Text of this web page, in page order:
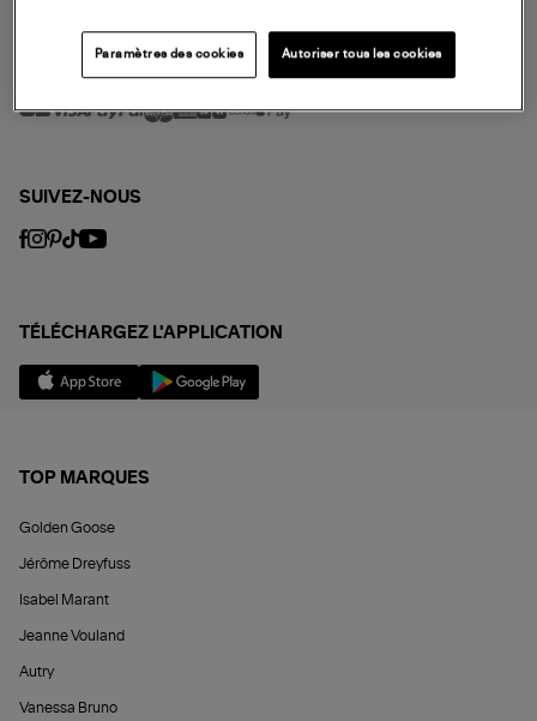
MODE DE PAIEMENT
SUIVEZ-NOUS
TÉLÉCHARGEZ L'APPLICATION
TOP MARQUES
Golden Goose
Jérôme Dreyfuss
Isabel Marant
Jeanne Vouland
Autry
Vanessa Bruno
Paramètres des cookies Autoriser tous les cookies